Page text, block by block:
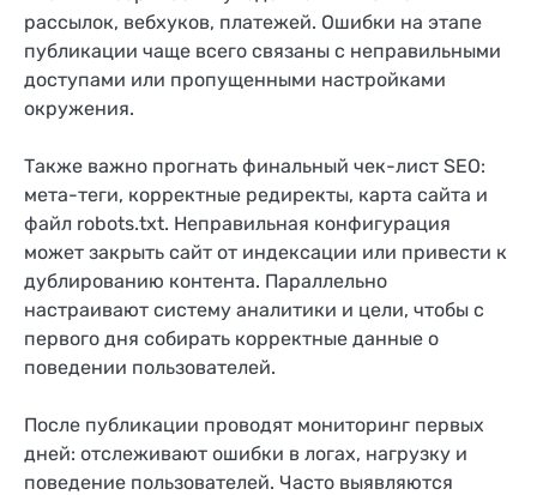
рассылок, вебхуков, платежей. Ошибки на этапе
публикации чаще всего связаны с неправильными
доступами или пропущенными настройками
окружения.
Также важно прогнать финальный чек-лист SEO:
мета-теги, корректные редиректы, карта сайта и
файл robots.txt. Неправильная конфигурация
может закрыть сайт от индексации или привести к
дублированию контента. Параллельно
настраивают систему аналитики и цели, чтобы с
первого дня собирать корректные данные о
поведении пользователей.
После публикации проводят мониторинг первых
дней: отслеживают ошибки в логах, нагрузку и
поведение пользователей. Часто выявляются